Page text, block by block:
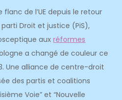
de l’UE depuis le retour
parti Droit et justice (PiS),
auxréformes
a changé de couleur ce
Une alliance de centre-droit
des partis et coalitions
Voie” et “Nouvelle